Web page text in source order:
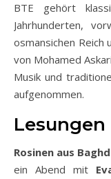
BTE gehört
Jahrhunderten,
osmansichen Reich
von Mohamed
Musik und
aufgenommen.
Lesungen
Rosinen aus
ein Abend mit